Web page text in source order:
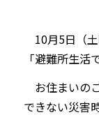
10月5日（
「避難所生活
お住まいの
できない災害